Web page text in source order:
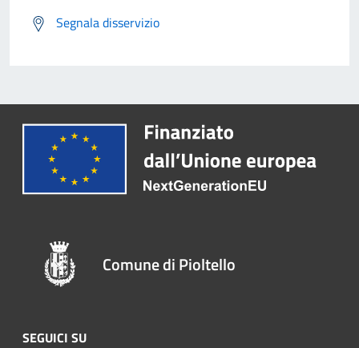
Segnala disservizio
Comune di Pioltello
SEGUICI SU